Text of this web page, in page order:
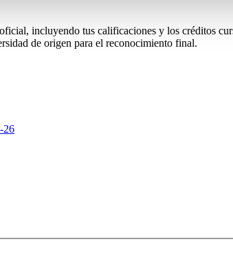
incluyendo tus calificaciones y los créditos
de origen para el reconocimiento final.
26